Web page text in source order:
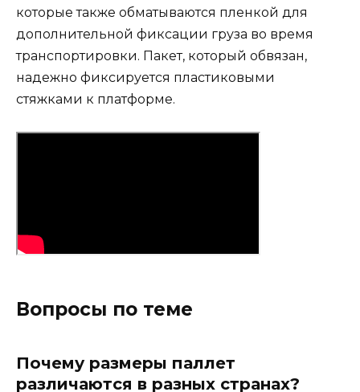
которые также обматываются пленкой для
дополнительной фиксации груза во время
транспортировки. Пакет, который обвязан,
надежно фиксируется пластиковыми
стяжками к платформе.
Вопросы по теме
Почему размеры паллет
различаются в разных странах?